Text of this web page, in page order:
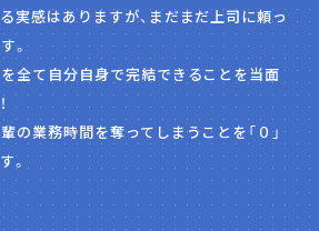
実感はありますが、まだまだ上司に頼っ
。
全て自分自身で完結できることを当面
の業務時間を奪ってしまうことを「０」
。